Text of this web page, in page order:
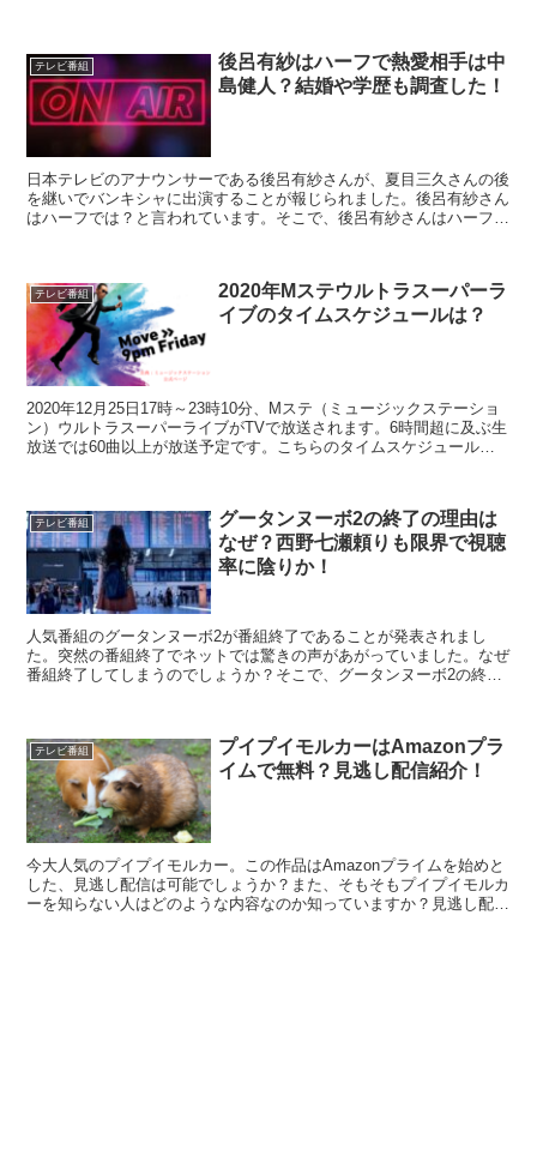
テレビ番組
後呂有紗はハーフで熱愛相手は中
島健人？結婚や学歴も調査した！
日本テレビのアナウンサーである後呂有紗さんが、夏目三久さんの後
を継いでバンキシャに出演することが報じられました。後呂有紗さん
はハーフでは？と言われています。そこで、後呂有紗さんはハーフな
テレビ番組
2020年Mステウルトラスーパーラ
イブのタイムスケジュールは？
2020年12月25日17時～23時10分、Mステ（ミュージックステーショ
ン）ウルトラスーパーライブがTVで放送されます。6時間超に及ぶ生
放送では60曲以上が放送予定です。こちらのタイムスケジュールは
テレビ番組
グータンヌーボ2の終了の理由は
なぜ？西野七瀬頼りも限界で視聴
率に陰りか！
人気番組のグータンヌーボ2が番組終了であることが発表されまし
た。突然の番組終了でネットでは驚きの声があがっていました。なぜ
番組終了してしまうのでしょうか？そこで、グータンヌーボ2の終了
テレビ番組
プイプイモルカーはAmazonプラ
イムで無料？見逃し配信紹介！
今大人気のプイプイモルカー。この作品はAmazonプライムを始めと
した、見逃し配信は可能でしょうか？また、そもそもプイプイモルカ
ーを知らない人はどのような内容なのか知っていますか？見逃し配信